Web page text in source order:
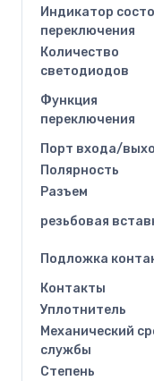
Индикатор
переключения
Количество
светодиодов
Функция
переключения
Порт входа/
Полярность
Разъем
резьбовая
Подложка
Контакты
Уплотнитель
Механический
службы
Степень